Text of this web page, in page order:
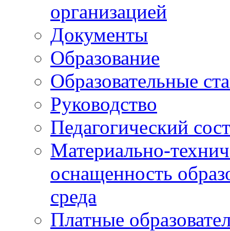
организацией
Документы
Образование
Образовательные
Руководство
Педагогический
Материально-
оснащенность
среда
Платные